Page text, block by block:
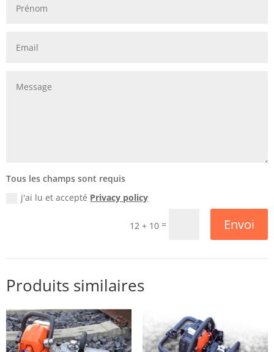
Tous les champs sont requis
j'ai lu et accepté Privacy policy
12 + 10 = Envoi
Produits similaires